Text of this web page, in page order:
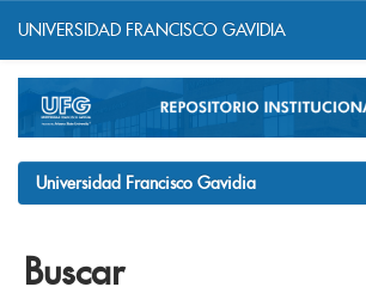
navigation
UNIVERSIDAD FRANCISCO GAVIDIA
Universidad Francisco Gavidia
Buscar